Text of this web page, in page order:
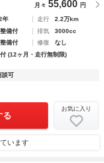
月々 55,600 円
年 走行
2.2万km
備付 排気
3000cc
備付 修復
なし
(12ヶ月・走行無制限)
談可
る
お気に入り
います